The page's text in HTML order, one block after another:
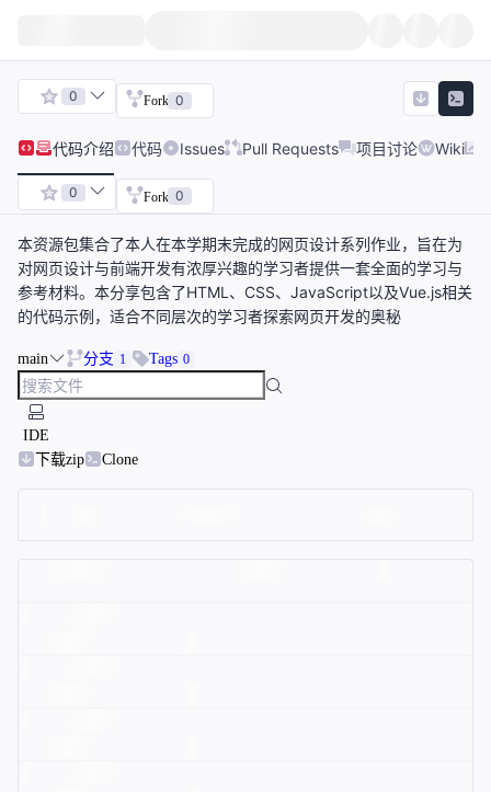
0 Fork 0
代码介绍 代码 Issues Pull Requests 项目讨论 Wiki
0 Fork 0
本资源包集合了本人在本学期末完成的网页设计系列作业，旨在为
对网页设计与前端开发有浓厚兴趣的学习者提供一套全面的学习与
参考材料。本分享包含了HTML、CSS、JavaScript以及Vue.js相关
的代码示例，适合不同层次的学习者探索网页开发的奥秘
main 分支 1 Tags 0
IDE
下载zip
Clone